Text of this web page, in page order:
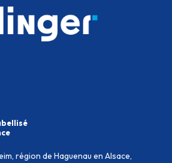
région de Haguenau en Alsace,